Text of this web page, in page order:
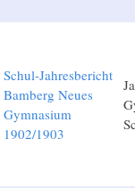
Schul-Jahresbericht
Bamberg Neues
Gymnasium
1902/1903